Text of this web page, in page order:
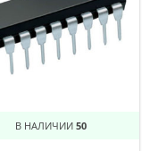
В НАЛИЧИИ 50